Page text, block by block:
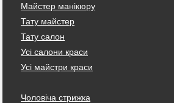
Майстер манікюру
Тату майстер
Тату салон
Усі салони краси
Усі майстри краси
Чоловіча стрижка